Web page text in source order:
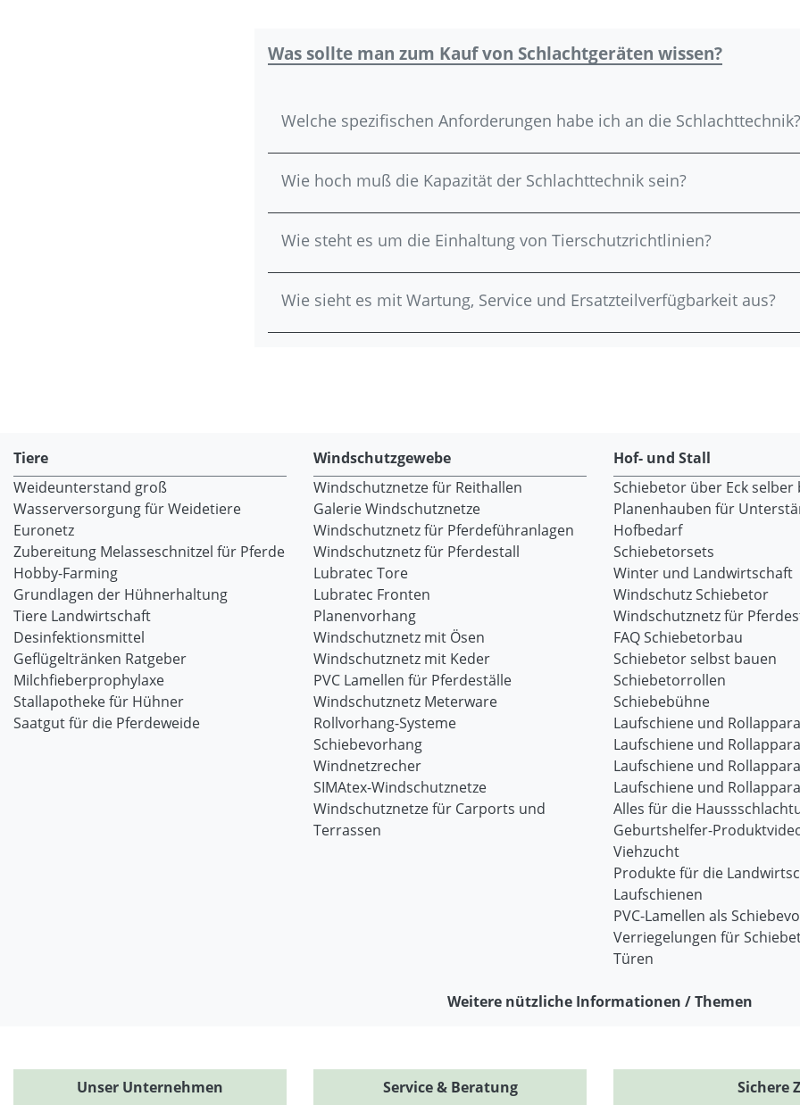
Was sollte man zum Kauf von Schlachtgeräten wissen?
Welche spezifischen Anforderungen habe ich an die Schlachttechnik?
Wie hoch muß die Kapazität der Schlachttechnik sein?
Wie steht es um die Einhaltung von Tierschutzrichtlinien?
Wie sieht es mit Wartung, Service und Ersatzteilverfügbarkeit aus?
Tiere
Weideunterstand groß
Wasserversorgung für Weidetiere
Euronetz
Zubereitung Melasseschnitzel für Pferde
Hobby-Farming
Grundlagen der Hühnerhaltung
Tiere Landwirtschaft
Desinfektionsmittel
Geflügeltränken Ratgeber
Milchfieberprophylaxe
Stallapotheke für Hühner
Saatgut für die Pferdeweide
Windschutzgewebe
Windschutznetze für Reithallen
Galerie Windschutznetze
Windschutznetz für Pferdeführanlagen
Windschutznetz für Pferdestall
Lubratec Tore
Lubratec Fronten
Planenvorhang
Windschutznetz mit Ösen
Windschutznetz mit Keder
PVC Lamellen für Pferdeställe
Windschutznetz Meterware
Rollvorhang-Systeme
Schiebevorhang
Windnetzrecher
SIMAtex-Windschutznetze
Windschutznetze für Carports und
Terrassen
Hof- und Stall
Schiebetor über Eck selber
Planenhauben für
Hofbedarf
Schiebetorsets
Winter und Landwirtschaft
Windschutz Schiebetor
Windschutznetz für
FAQ Schiebetorbau
Schiebetor selbst bauen
Schiebetorrollen
Schiebebühne
Laufschiene und
Laufschiene und
Laufschiene und
Laufschiene und
Alles für die
Geburtshelfer-
Viehzucht
Produkte für die
Laufschienen
PVC-Lamellen als
Verriegelungen für
Türen
Weitere nützliche Informationen / Themen
Unser Unternehmen Service & Beratung Sichere